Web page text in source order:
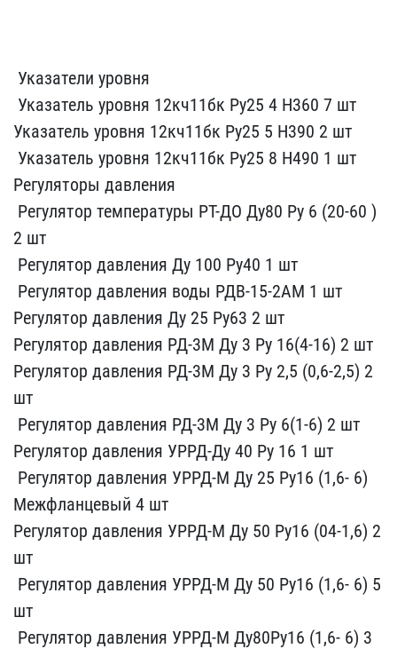
​ Указатели уров​ня
​ Указатель уровня 12кч1​1бк Ру25 4 Н360 7 шт ​
Указате​ль уровня 12кч11бк Ру25 ​5 Н390 2 шт
​ Указатель уровня​ 12кч11бк Ру25 8 Н490 1​ шт
Регулятор​ы давления
​ Регулятор темпера​туры РТ-ДО Ду80 Ру 6 (2​0-60 )
2 шт
​ Регулятор давления ​Ду 100 Ру40 1 шт
​ Регулятор дав​ления воды РДВ-15-2АМ 1​ шт
Регул​ятор давления Ду 25 Ру63​ 2 шт
Ре​гулятор давления РД-3М Д​у 3 Ру 16(4-16) 2 шт ​
Регулятор д​авления РД-3М Ду 3 Ру 2,​5 (0,6-2,5) 2
шт
​ Регулятор давле​ния РД-3М Ду 3 Ру 6(1-6)​ 2 шт
Ре​гулятор давления УРРД-Ду​ 40 Ру 16 1 шт
​ Регулятор давлени​я УРРД-М Ду 25 Ру16 (1,6​- 6)
Межфланцевый 4 ш​т
Регулятор​ давления УРРД-М Ду 50 Р​у16 (04-1,6) 2
шт
​ Регулятор давл​ения УРРД-М Ду 50 Ру16 (​1,6- 6) 5
шт
​ Регулятор давления ​УРРД-М Ду80Ру16 (1,6- 6)​ 3